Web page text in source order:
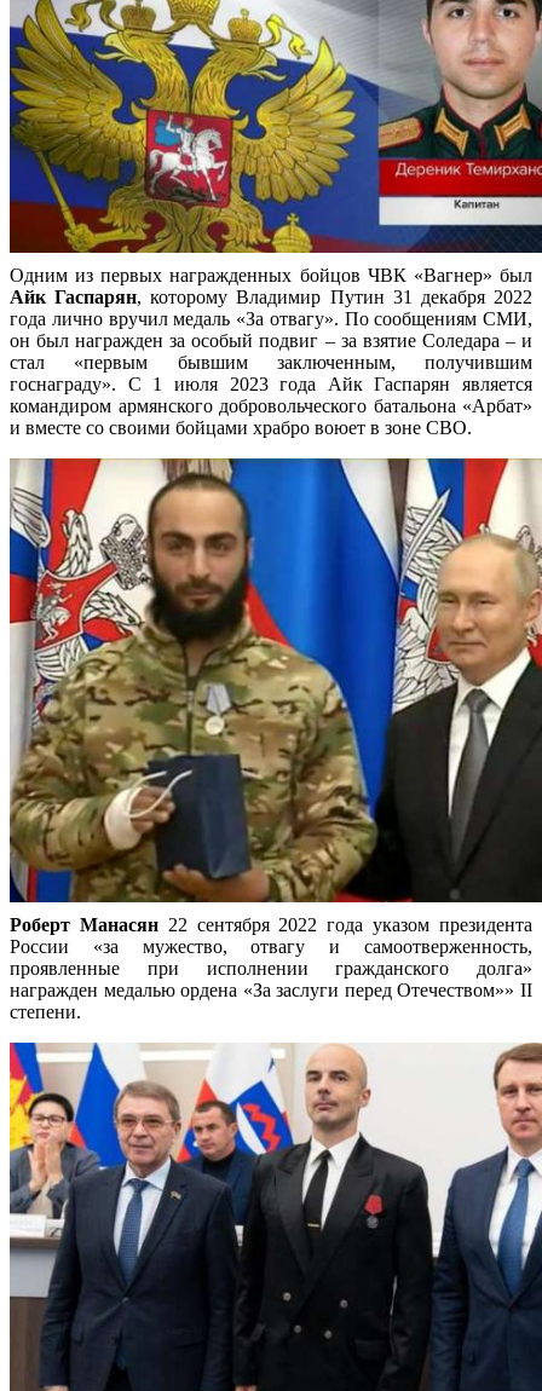
Одним из первых награжденных бойцов ЧВК «Вагнер» был
Айк Гаспарян, которому Владимир Путин 31 декабря 2022
года лично вручил медаль «За отвагу». По сообщениям СМИ,
он был награжден за особый подвиг – за взятие Соледара – и
стал «первым бывшим заключенным, получившим
госнаграду». С 1 июля 2023 года Айк Гаспарян является
командиром армянского добровольческого батальона «Арбат»
и вместе со своими бойцами храбро воюет в зоне СВО.
Роберт Манасян22 сентября 2022 года указом президента
России «за мужество, отвагу и самоотверженность,
проявленные при исполнении гражданского долга»
награжден медалью ордена «За заслуги перед Отечеством»» II
степени.